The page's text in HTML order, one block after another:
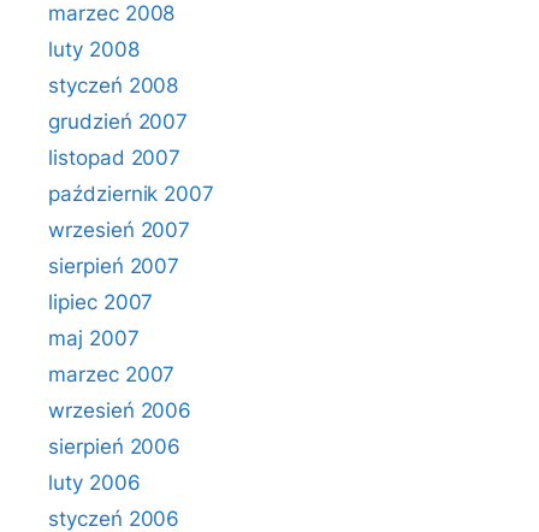
marzec 2008
luty 2008
styczeń 2008
grudzień 2007
listopad 2007
październik 2007
wrzesień 2007
sierpień 2007
lipiec 2007
maj 2007
marzec 2007
wrzesień 2006
sierpień 2006
luty 2006
styczeń 2006